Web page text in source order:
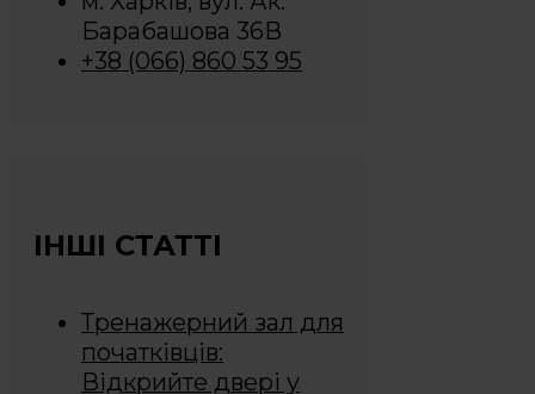
Барабашова 36В
+38 (066) 860 53 95
ІНШІ СТАТТІ
Тренажерний зал для
початківців:
Відкрийте двері у